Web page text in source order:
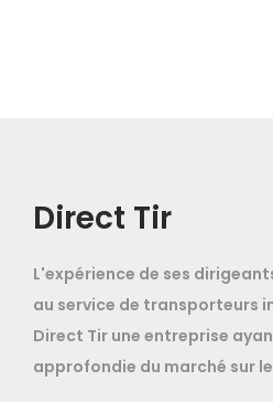
Direct Tir
L'expérience de ses
au service de transporteurs
Direct Tir une entreprise
approfondie du marché sur